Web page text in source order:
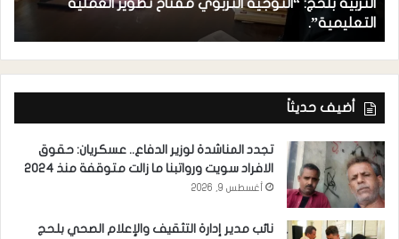
التربية بلحج: “التوجيه التربوي مفتاح تطوير العملية
التعليمية”.
أضيف حديثاً
تجدد المناشدة لوزير الدفاع.. عسكريان: حقوق
الافراد سويت ورواتبنا ما زالت متوقفة منذ 2024
أغسطس 9, 2026
نائب مدير إدارة التثقيف والإعلام الصحي بلحج